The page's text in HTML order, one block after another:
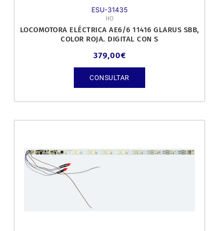
ESU-31435
HO
LOCOMOTORA ELÉCTRICA AE6/6 11416 GLARUS SBB,
COLOR ROJA. DIGITAL CON S
379,00€
CONSULTAR